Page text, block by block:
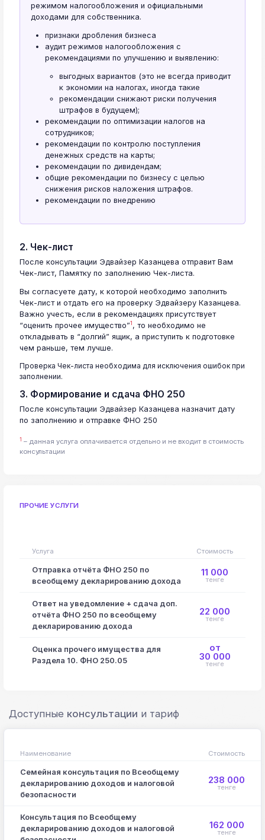
режимом налогообложения и официальными
доходами для собственника.
признаки дробления бизнеса
аудит режимов налогообложения с
рекомендациями по улучшению и выявлению:
выгодных вариантов (это не всегда приводит
к экономии на налогах, иногда такие
рекомендации снижают риски получения
штрафов в будущем);
рекомендации по оптимизации налогов на
сотрудников;
рекомендации по контролю поступления
денежных средств на карты;
рекомендации по дивидендам;
общие рекомендации по бизнесу с целью
снижения рисков наложения штрафов.
рекомендации по внедрению
2. Чек-лист
После консультации Эдвайзер Казанцева отправит Вам
Чек-лист, Памятку по заполнению Чек-листа.
Вы согласуете дату, к которой необходимо заполнить
Чек-лист и отдать его на проверку Эдвайзеру Казанцева.
Важно учесть, если в рекомендациях присутствует
“оценить прочее имущество”1, то необходимо не
откладывать в “долгий” ящик, а приступить к подготовке
чем раньше, тем лучше.
Проверка Чек-листа необходима для исключения ошибок при
заполнении.
3. Формирование и сдача ФНО 250
После консультации Эдвайзер Казанцева назначит дату
по заполнению и отправке ФНО 250
1 – данная услуга оплачивается отдельно и не входит в стоимость
консультации
ПРОЧИЕ УСЛУГИ
Услуга Стоимость
Отправка отчёта ФНО 250 по
всеобщему декларированию дохода
11 000
тенге
Ответ на уведомление + сдача доп.
отчёта ФНО 250 по всеобщему
декларированию дохода
22 000
тенге
Оценка прочего имущества для
Раздела 10. ФНО 250.05
от
30 000
тенге
Доступные консультации и тариф
Наименование Стоимость
Семейная консультация по Всеобщему
декларированию доходов и налоговой
безопасности
238 000
тенге
Консультация по Всеобщему
декларированию доходов и налоговой
162 000
тенге